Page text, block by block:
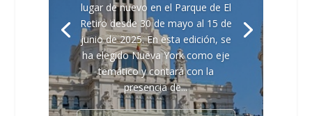
lugar de nuevo en el Parque de El
Retiro desde 30 de mayo al 15 de
junio de 2025. En esta edición, se
ha elegido Nueva York como eje
temático y contará con la
presencia de...